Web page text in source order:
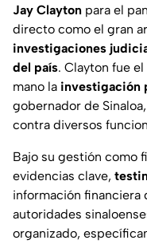
Jay Clayton para el
directo como el gran
investigaciones
del país. Clayton fue
mano la investigación
gobernador de Sinaloa,
contra diversos
Bajo su gestión como
evidencias clave,
información financiera
autoridades
organizado,